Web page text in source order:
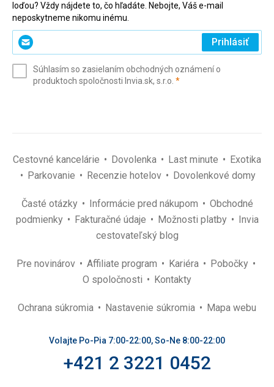
loďou? Vždy nájdete to, čo hľadáte. Nebojte, Váš e-mail
neposkytneme nikomu inému.
Zadajte
svoj
(povinné)
Prihlásiť
Súhlasím so zasielaním obchodných oznámení o
produktoch spoločnosti Invia.sk, s.r.o. *(povinné)
Cestovné kancelárie Dovolenka Last minute
Exotika
Parkovanie
Recenzie hotelov Dovolenkové domy
Časté otázky Informácie pred nákupom
Obchodné
podmienky
Fakturačné údaje Možnosti platby
Invia
cestovateľský blog
Pre novinárov Affiliate program Kariéra
Pobočky
O spoločnosti
Kontakty
Ochrana súkromia Nastavenie súkromia Mapa webu
Volajte Po-Pia 7:00-22:00, So-Ne 8:00-22:00
+421 2 3221 0452